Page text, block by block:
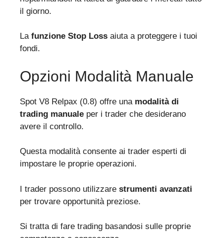
il giorno.
La funzione Stop Loss aiuta a proteggere i tuoi
fondi.
Opzioni Modalità Manuale
Spot V8 Relpax (0.8) offre una modalità di
trading manuale per i trader che desiderano
avere il controllo.
Questa modalità consente ai trader esperti di
impostare le proprie operazioni.
I trader possono utilizzare strumenti avanzati
per trovare opportunità preziose.
Si tratta di fare trading basandosi sulle proprie